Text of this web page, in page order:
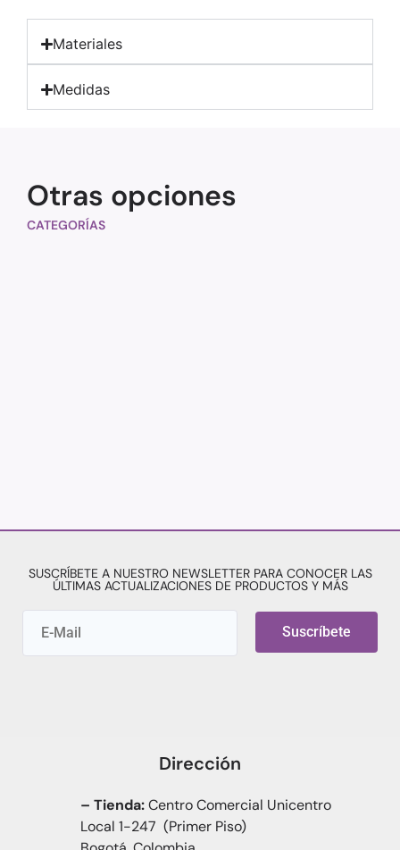
Materiales
Medidas
Otras opciones
CATEGORÍAS
SUSCRÍBETE A NUESTRO NEWSLETTER PARA CONOCER LAS
ÚLTIMAS ACTUALIZACIONES DE PRODUCTOS Y MÁS
Suscríbete
Dirección
– Tienda:Centro Comercial Unicentro
Local 1-247 (Primer Piso)